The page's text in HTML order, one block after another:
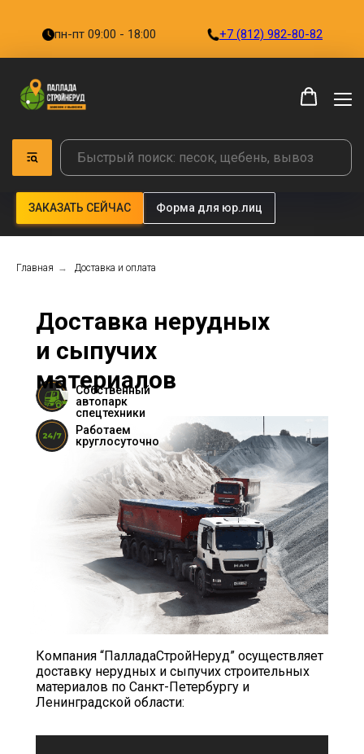
пн-пт 09:00 - 18:00 +7 (812) 982-80-82
ЗАКАЗАТЬ СЕЙЧАС Форма для юр.лиц
Главная → Доставка и оплата
Собственный
автопарк
спецтехники
Компания “ПалладаСтройНеруд” осуществляет
доставку нерудных и сыпучих строительных
материалов по Санкт-Петербургу и
Ленинградской области:
Работаем
круглосуточно
Доставка нерудных
и сыпучих
материалов